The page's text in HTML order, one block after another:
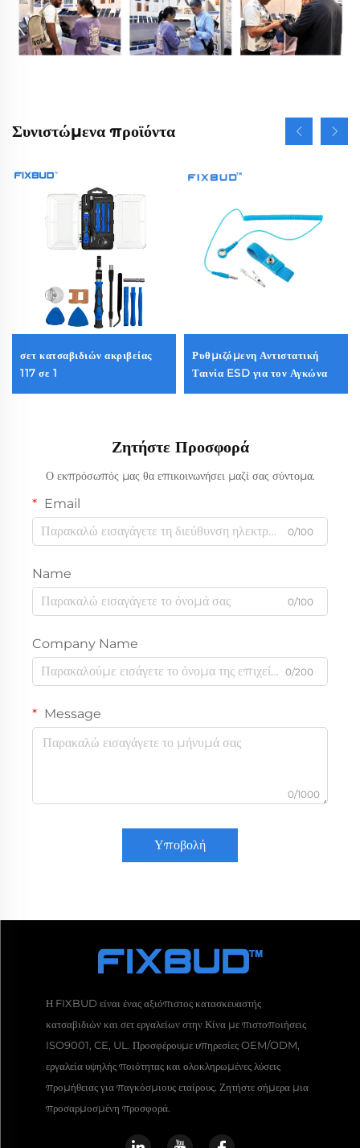
Συνιστώμενα προϊόντα
σετ κατσαβιδιών ακριβείας
117 σε 1
Ρυθμιζόμενη Αντιστατική
Ταινία ESD για τον Αγκώνα
Ζητήστε Προσφορά
Ο εκπρόσωπός μας θα επικοινωνήσει μαζί σας σύντομα.
Email
0/100
Name
0/100
Company Name
0/200
Message
0/1000
Υποβολή
Η FIXBUD είναι ένας αξιόπιστος κατασκευαστής
κατσαβιδιών και σετ εργαλείων στην Κίνα με πιστοποιήσεις
ISO9001, CE, UL. Προσφέρουμε υπηρεσίες OEM/ODM,
εργαλεία υψηλής ποιότητας και ολοκληρωμένες λύσεις
προμήθειας για παγκόσμιους εταίρους. Ζητήστε σήμερα μια
προσαρμοσμένη προσφορά.